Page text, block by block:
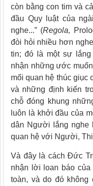
còn bằng con tim và
đầu Quy luật của
nghe...” (Regola,
đòi hỏi nhiều hơn
tin; đó là một sự
nhận những ước
mối quan hệ thúc giục
và những định kiến
chỗ đóng khung
luôn là khởi đầu của
dân Người lắng nghe
quan hệ với Người,
Và đây là cách Đức
nhận lời loan báo
toàn, và do đó